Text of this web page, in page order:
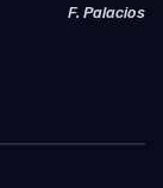
F. Palacios